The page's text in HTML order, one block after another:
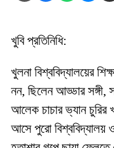
খুবি প্রতিনিধি:
খুলনা বিশ্ববিদ্যালয়ের
নন, ছিলেন আড্ডার
আলেক চাচার ভ্যান
আসে পুরো বিশ্ববিদ্যালয়